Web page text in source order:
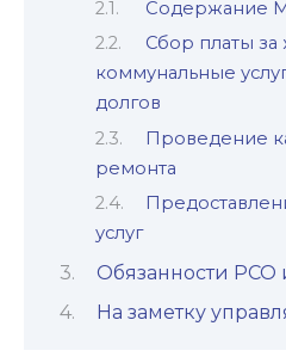
Содержание
Сбор платы
коммунальные
долгов
Проведение
ремонта
услуг
Обязанности РСО
На заметку